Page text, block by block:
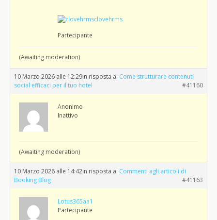
clovehrms
Partecipante
(Awaiting moderation)
10 Marzo 2026 alle 12:29in risposta a: Come strutturare contenuti
social efficaci per il tuo hotel
#41160
Anonimo
Inattivo
(Awaiting moderation)
10 Marzo 2026 alle 14:42in risposta a: Commenti agli articoli di
Booking Blog
#41163
Lotus365aa1
Partecipante